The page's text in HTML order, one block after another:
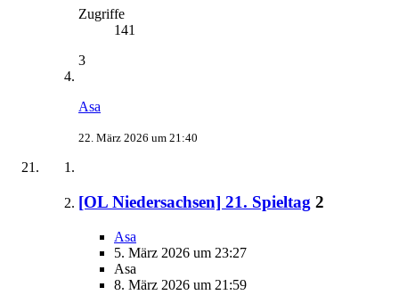
Zugriffe
141
3
Asa
22. März 2026 um 21:40
[OL Niedersachsen] 21. Spieltag 2
Asa
5. März 2026 um 23:27
Asa
8. März 2026 um 21:59